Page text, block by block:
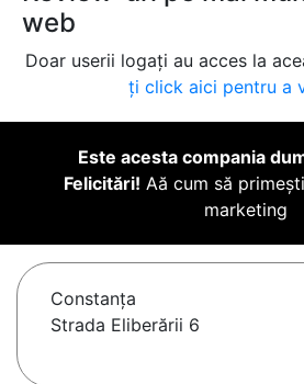
web
Doar userii logați au acces la
ți click aici pentru a
Este acesta compania
Felicitări! Aă cum să
marketing
Constanţa
Strada Eliberării 6